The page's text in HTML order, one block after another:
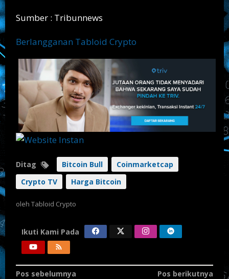
Sumber : Tribunnews
Berlangganan Tabloid Crypto
Ditag Bitcoin Bull
Coinmarketcap
Crypto TV
Harga Bitcoin
oleh Tabloid Crypto
Ikuti Kami Pada
Pos sebelumnya
Pos berikutnya